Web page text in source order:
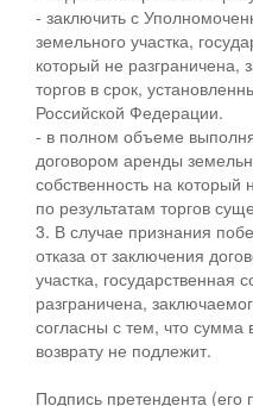
- заключить с
земельного участка,
который не разграничена,
торгов в срок,
Российской Федерации.
- в полном объеме
договором аренды
собственность на который
по результатам торгов
3. В случае признания
отказа от заключения
участка, государственная
разграничена,
согласны с тем, что сумма
возврату не подлежит.
Подпись претендента (его